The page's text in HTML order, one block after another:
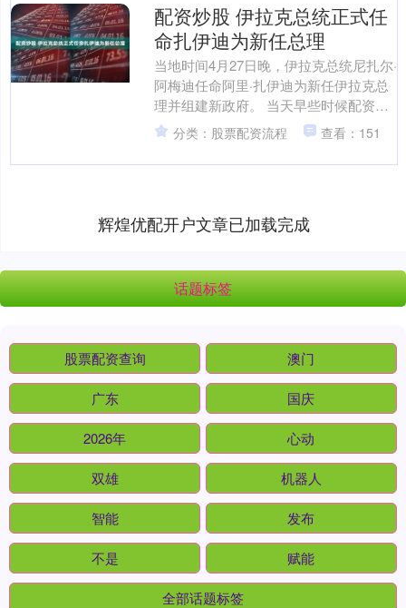
配资炒股 伊拉克总统正式任
命扎伊迪为新任总理
当地时间4月27日晚，伊拉克总统尼扎尔·
阿梅迪任命阿里·扎伊迪为新任伊拉克总
理并组建新政府。 当天早些时候配资炒
股，伊拉克国民议会最大党团“协调框架
联盟”各政党....
分类：股票配资流程 查看：151
辉煌优配开户文章已加载完成
话题标签
股票配资查询 澳门
广东 国庆
2026年 心动
双雄 机器人
智能 发布
不是 赋能
全部话题标签